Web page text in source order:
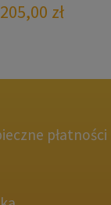
205,00 zł
płatności